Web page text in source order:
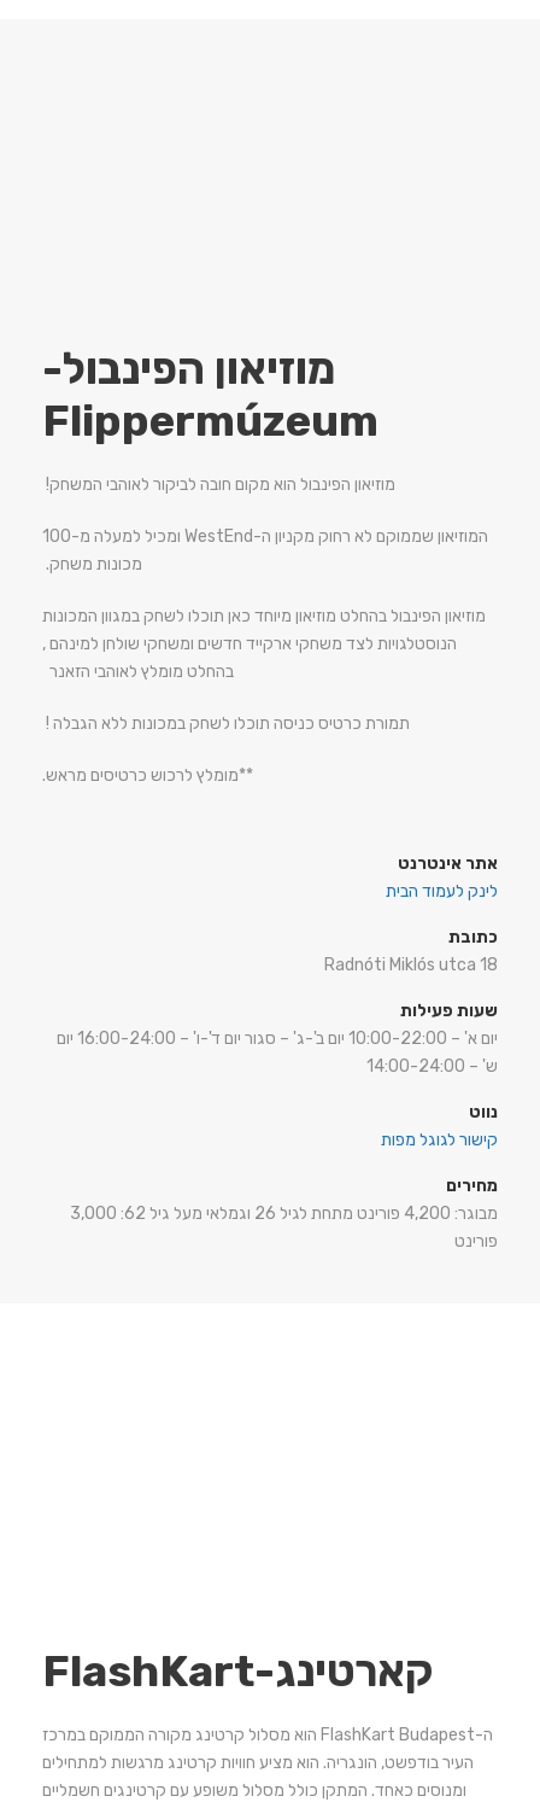
מוזיאון הפינבול-
Flippermúzeum
מוזיאון הפינבול הוא מקום חובה לביקור לאוהבי המשחק!
המוזיאון שממוקם לא רחוק מקניון ה-WestEnd ומכיל למעלה מ-100
מכונות משחק.
מוזיאון הפינבול בהחלט מוזיאון מיוחד כאן תוכלו לשחק במגוון המכונות
הנוסטלגויות לצד משחקי ארקייד חדשים ומשחקי שולחן למינהם ,
בהחלט מומלץ לאוהבי הזאנר
תמורת כרטיס כניסה תוכלו לשחק במכונות ללא הגבלה !
**מומלץ לרכוש כרטיסים מראש.
אתר אינטרנט
לינק לעמוד הבית
כתובת
Radnóti Miklós utca 18
שעות פעילות
יום א' – 10:00-22:00 יום ב'-ג' – סגור יום ד'-ו' – 16:00-24:00 יום
ש' – 14:00-24:00
נווט
קישור לגוגל מפות
מחירים
מבוגר: 4,200 פורינט מתחת לגיל 26 וגמלאי מעל גיל 62: 3,000
פורינט
קארטינג-FlashKart
ה-FlashKart Budapest הוא מסלול קרטינג מקורה הממוקם במרכז
העיר בודפשט, הונגריה. הוא מציע חוויות קרטינג מרגשות למתחילים
ומנוסים כאחד. המתקן כולל מסלול משופע עם קרטינגים חשמליים